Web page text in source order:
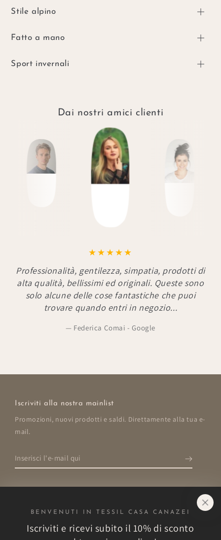
Stile alpino
Fatto a mano
Sport invernali
Dai nostri amici clienti
Professionalità, gentilezza, simpatia, prodotti di
alta qualità, bellissimi ed originali. Queste sono
solo alcune delle cose fantastiche che puoi
trovare quando entri in negozio...
Federica Comai - Google
Iscriviti alla nostra mainlist
Promozioni, nuovi prodotti e saldi. Direttamente alla tua e-
mail.
Inserisci
l'e-
BENVENUTI IN TESSIL CASA CANAZEI
Iscriviti e ricevi subito il 10% di sconto